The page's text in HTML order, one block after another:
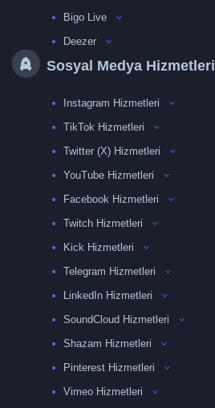
Bigo Live
Deezer
Sosyal Medya Hizmetleri
Instagram Hizmetleri
TikTok Hizmetleri
Twitter (X) Hizmetleri
YouTube Hizmetleri
Facebook Hizmetleri
Twitch Hizmetleri
Kick Hizmetleri
Telegram Hizmetleri
LinkedIn Hizmetleri
SoundCloud Hizmetleri
Shazam Hizmetleri
Pinterest Hizmetleri
Vimeo Hizmetleri